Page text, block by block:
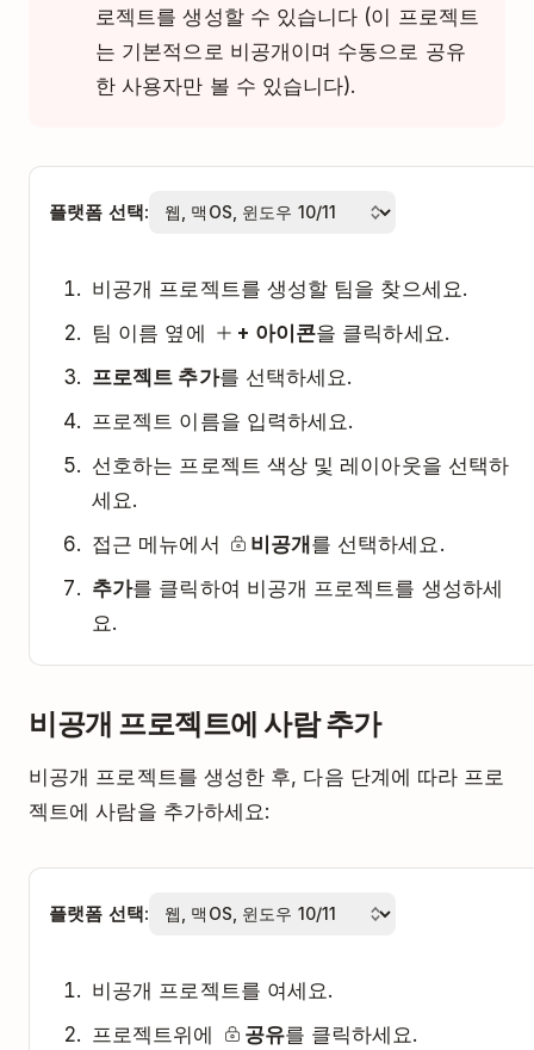
로젝트를 생성할 수 있습니다 (이 프로젝트
는 기본적으로 비공개이며 수동으로 공유
한 사용자만 볼 수 있습니다).
플랫폼 선택:
비공개 프로젝트를 생성할 팀을 찾으세요.
팀 이름 옆에
+ 아이콘을 클릭하세요.
프로젝트 추가를 선택하세요.
프로젝트 이름을 입력하세요.
선호하는 프로젝트 색상 및 레이아웃을 선택하
세요.
접근 메뉴에서
비공개를 선택하세요.
추가를 클릭하여 비공개 프로젝트를 생성하세
요.
비공개 프로젝트에 사람 추가
비공개 프로젝트를 생성한 후, 다음 단계에 따라 프로
젝트에 사람을 추가하세요:
플랫폼 선택:
비공개 프로젝트를 여세요.
프로젝트위에
공유를 클릭하세요.